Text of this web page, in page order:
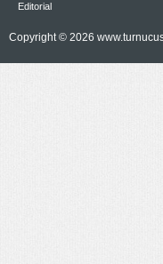
Editorial
Copyright © 2026